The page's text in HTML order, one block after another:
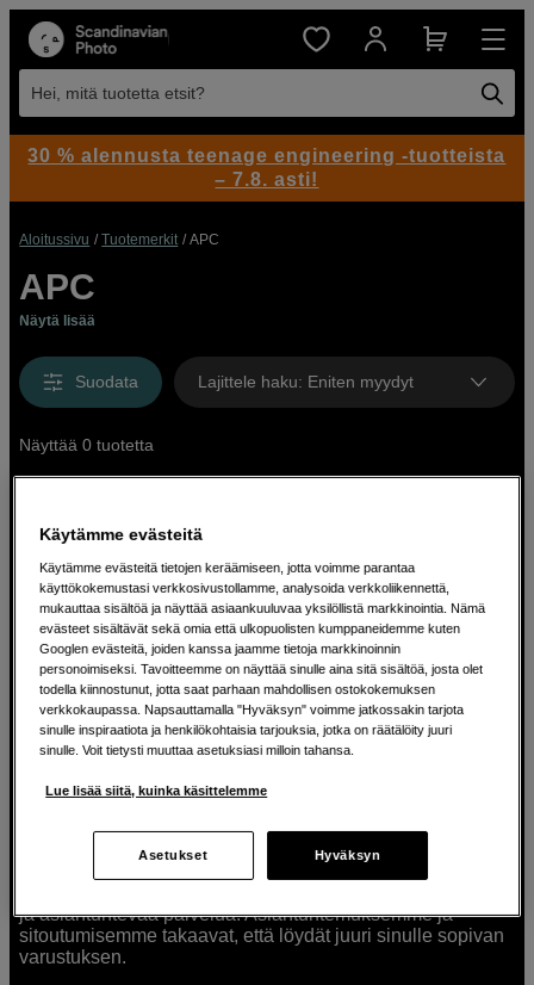
Hei, mitä tuotetta etsit?
Aloitussivu Tuotemerkit APC
APC
Näytä lisää
Suodata Lajittele haku: Eniten myydyt
Näyttää 0 tuotetta
Ratkaisuja luoville ihmisille jo vuodesta
1982
Olemme Scandinavian Photolla jo yli 40 vuoden ajan
auttaneet luovia ihmisiä toteuttamaan visioitaan.
Tarjoamme inspiraatiota, asiantuntemusta ja tuotteita
muun muassa valokuvauksen, äänen, videokuvauksen ja
musiikin ja taiteen harrastajia. Oikeilla työkaluilla ideat
muuttuvat todellisuudeksi. Autamme sinua valitsemaan
ja asiantuntevaa palvelua. Asiantuntemuksemme ja
sitoutumisemme takaavat, että löydät juuri sinulle sopivan
varustuksen.
30 % alennusta teenage engineering -tuotteista
– 7.8. asti!
Käytämme evästeitä
Käytämme evästeitä tietojen keräämiseen, jotta voimme parantaa
käyttökokemustasi verkkosivustollamme, analysoida verkkoliikennettä,
mukauttaa sisältöä ja näyttää asiaankuuluvaa yksilöllistä markkinointia. Nämä
evästeet sisältävät sekä omia että ulkopuolisten kumppaneidemme kuten
Googlen evästeitä, joiden kanssa jaamme tietoja markkinoinnin
personoimiseksi. Tavoitteemme on näyttää sinulle aina sitä sisältöä, josta olet
todella kiinnostunut, jotta saat parhaan mahdollisen ostokokemuksen
verkkokaupassa. Napsauttamalla "Hyväksyn" voimme jatkossakin tarjota
sinulle inspiraatiota ja henkilökohtaisia tarjouksia, jotka on räätälöity juuri
sinulle. Voit tietysti muuttaa asetuksiasi milloin tahansa.
Lue lisää siitä, kuinka käsittelemme
Asetukset Hyväksyn